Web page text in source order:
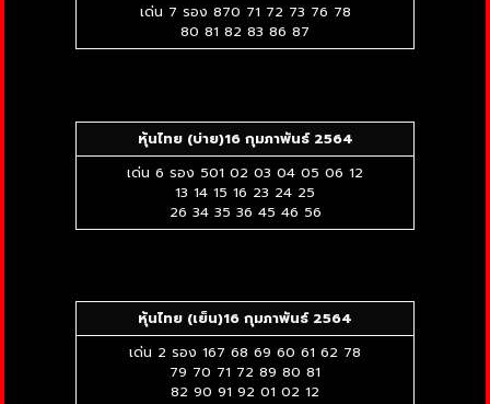
เด่น 7 รอง 870 71 72 73 76 78
80 81 82 83 86 87
หุ้นไทย (บ่าย)16 กุมภาพันธ์ 2564
เด่น 6 รอง 501 02 03 04 05 06 12
13 14 15 16 23 24 25
26 34 35 36 45 46 56
หุ้นไทย (เย็น)16 กุมภาพันธ์ 2564
เด่น 2 รอง 167 68 69 60 61 62 78
79 70 71 72 89 80 81
82 90 91 92 01 02 12